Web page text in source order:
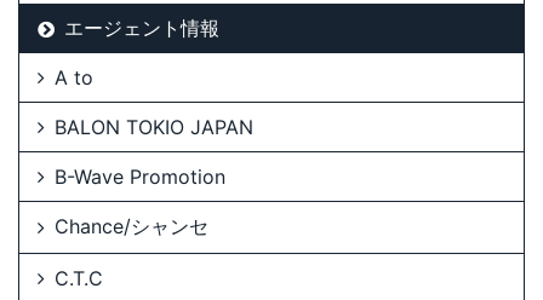
エージェント情報
A to
BALON TOKIO JAPAN
B-Wave Promotion
Chance/シャンセ
C.T.C